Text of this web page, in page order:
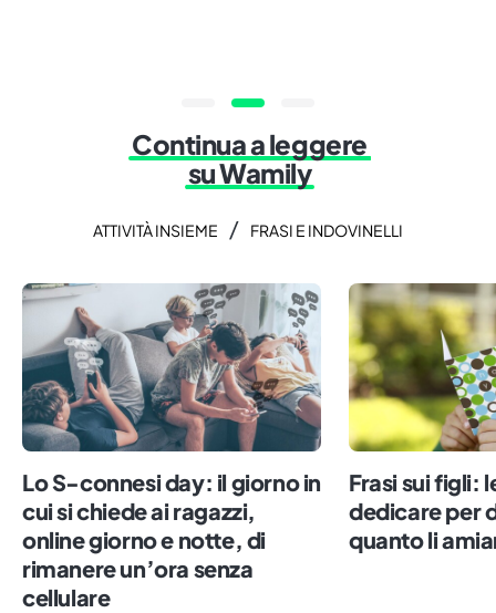
Continua a leggere
su Wamily
ATTIVITÀ INSIEME / FRASI E INDOVINELLI
Lo S-connesi day: il giorno in
cui si chiede ai ragazzi,
online giorno e notte, di
rimanere un’ora senza
cellulare
Frasi sui figli:
dedicare per
quanto li